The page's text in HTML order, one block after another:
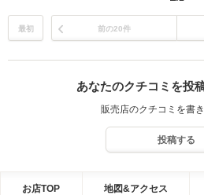
最初 前の20件
あなたのクチコミを投
販売店のクチコミを書き
投稿する
お店TOP 地図&アクセス